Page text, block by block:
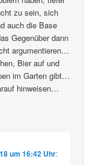
zu sein, sich
auch die Base
Gegenüber dann
argumentieren…
Bier auf und
im Garten gibt…
hinweisen…
um 16:42 Uhr: